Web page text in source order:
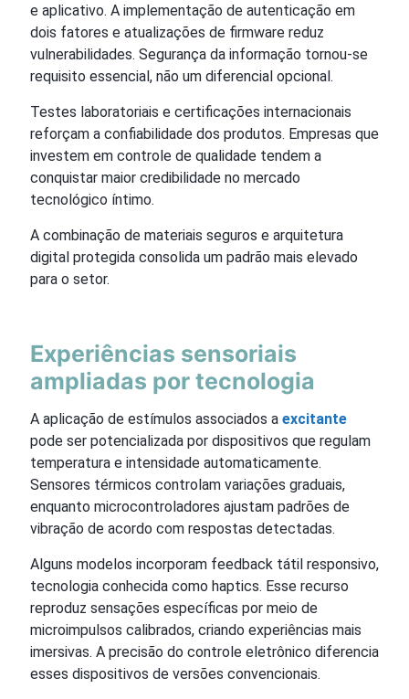
e aplicativo. A implementação de autenticação em
dois fatores e atualizações de firmware reduz
vulnerabilidades. Segurança da informação tornou-se
requisito essencial, não um diferencial opcional.
Testes laboratoriais e certificações internacionais
reforçam a confiabilidade dos produtos. Empresas que
investem em controle de qualidade tendem a
conquistar maior credibilidade no mercado
tecnológico íntimo.
A combinação de materiais seguros e arquitetura
digital protegida consolida um padrão mais elevado
para o setor.
Experiências sensoriais
ampliadas por tecnologia
A aplicação de estímulos associados a excitante
pode ser potencializada por dispositivos que regulam
temperatura e intensidade automaticamente.
Sensores térmicos controlam variações graduais,
enquanto microcontroladores ajustam padrões de
vibração de acordo com respostas detectadas.
Alguns modelos incorporam feedback tátil responsivo,
tecnologia conhecida como haptics. Esse recurso
reproduz sensações específicas por meio de
microimpulsos calibrados, criando experiências mais
imersivas. A precisão do controle eletrônico diferencia
esses dispositivos de versões convencionais.